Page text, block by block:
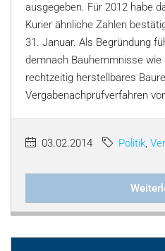
ausgegeben. Für 2012 habe
Kurier ähnliche Zahlen
31. Januar. Als Begründung
demnach Bauhemmnisse
rechtzeitig herstellbares
Vergabenachprüfverfahren
03.02.2014 Politik,